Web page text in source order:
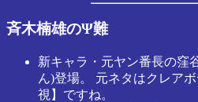
斉木楠雄のΨ難
新キャラ・元ヤン番長の窪
ん)登場。 元ネタはクレア
視】ですね。